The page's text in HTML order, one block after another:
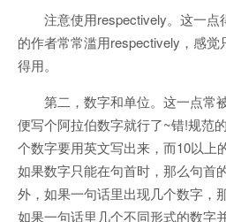
注意使用respectively。这一点
的作者常常滥用respectively，感
得用。
第二，数字和单位。这一点常
便写个阿拉伯数字就行了~错!规范
个数字要用英文写出来，而10以上
如果数字只能在句首时，那么句首
外，如果一句话里出现几个数字，
如果一句话里几个不同形式的数字